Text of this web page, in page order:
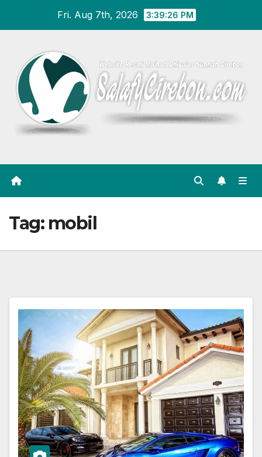
Fri. Aug 7th, 2026 3:39:26 PM
Tag: mobil